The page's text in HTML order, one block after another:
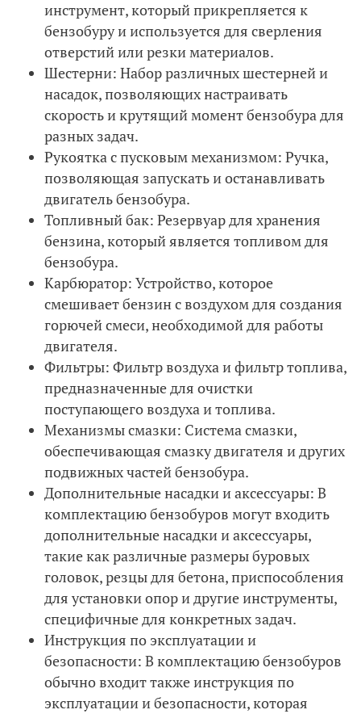
инструмент, который прикрепляется к
бензобуру и используется для сверления
отверстий или резки материалов.
Шестерни: Набор различных шестерней и
насадок, позволяющих настраивать
скорость и крутящий момент бензобура для
разных задач.
Рукоятка с пусковым механизмом: Ручка,
позволяющая запускать и останавливать
двигатель бензобура.
Топливный бак: Резервуар для хранения
бензина, который является топливом для
бензобура.
Карбюратор: Устройство, которое
смешивает бензин с воздухом для создания
горючей смеси, необходимой для работы
двигателя.
Фильтры: Фильтр воздуха и фильтр топлива,
предназначенные для очистки
поступающего воздуха и топлива.
Механизмы смазки: Система смазки,
обеспечивающая смазку двигателя и других
подвижных частей бензобура.
Дополнительные насадки и аксессуары: В
комплектацию бензобуров могут входить
дополнительные насадки и аксессуары,
такие как различные размеры буровых
головок, резцы для бетона, приспособления
для установки опор и другие инструменты,
специфичные для конкретных задач.
Инструкция по эксплуатации и
безопасности: В комплектацию бензобуров
обычно входит также инструкция по
эксплуатации и безопасности, которая